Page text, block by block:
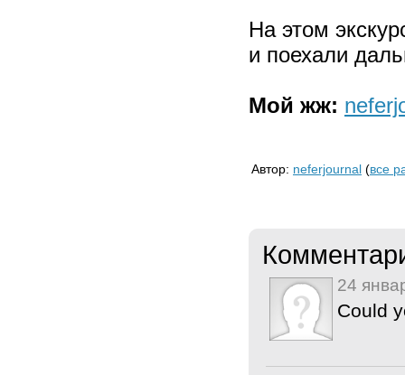
На этом
и поехали
Мой жж:
Автор: neferjournal (все
24
Could